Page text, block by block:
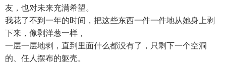
友，也对未来充满希望。
我花了不到一年的时间，把这些东西一件一件地从她身上剥
下来，像剥洋葱一样，
一层一层地剥，直到里面什么都没有了，只剩下一个空洞
的、任人摆布的躯壳。